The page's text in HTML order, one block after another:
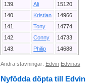
139. Ali
15120
140.
Kristian
14966
141.
Tony
14774
142.
Conny
14733
143.
Philip 14688
Andra stavningar: Edvin Edvinas
Nyfödda döpta till Edvin